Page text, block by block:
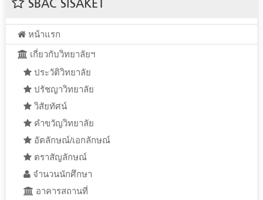
SBAC SISAKET
หน้าแรก
เกี่ยวกับวิทยาลัยฯ
ประวัติวิทยาลัย
ปรัชญาวิทยาลัย
วิสัยทัศน์
คำขวัญวิทยาลัย
อัตลักษณ์/เอกลักษณ์
ตราสัญลักษณ์
จำนวนนักศึกษา
อาคารสถานที่